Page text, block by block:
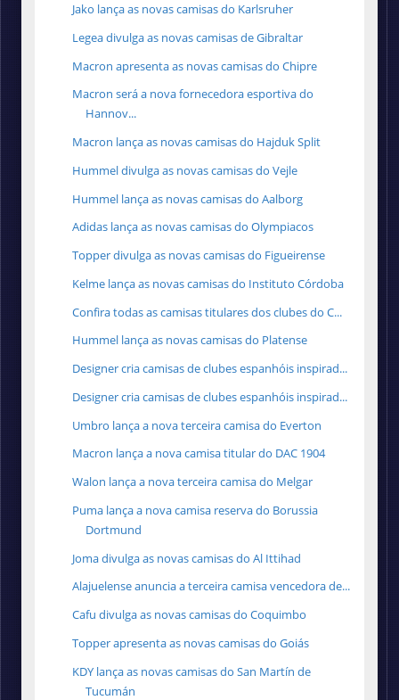
Jako lança as novas camisas do Karlsruher
Legea divulga as novas camisas de Gibraltar
Macron apresenta as novas camisas do Chipre
Macron será a nova fornecedora esportiva do
Hannov...
Macron lança as novas camisas do Hajduk Split
Hummel divulga as novas camisas do Vejle
Hummel lança as novas camisas do Aalborg
Adidas lança as novas camisas do Olympiacos
Topper divulga as novas camisas do Figueirense
Kelme lança as novas camisas do Instituto Córdoba
Confira todas as camisas titulares dos clubes do C...
Hummel lança as novas camisas do Platense
Designer cria camisas de clubes espanhóis inspirad...
Designer cria camisas de clubes espanhóis inspirad...
Umbro lança a nova terceira camisa do Everton
Macron lança a nova camisa titular do DAC 1904
Walon lança a nova terceira camisa do Melgar
Puma lança a nova camisa reserva do Borussia
Dortmund
Joma divulga as novas camisas do Al Ittihad
Alajuelense anuncia a terceira camisa vencedora de...
Cafu divulga as novas camisas do Coquimbo
Topper apresenta as novas camisas do Goiás
KDY lança as novas camisas do San Martín de
Tucumán